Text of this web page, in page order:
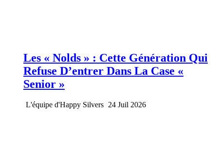
Les « Nolds » : Cette Génération Qui
Refuse D’entrer Dans La Case «
Senior »
L'équipe d'Happy Silvers 24 Juil 2026